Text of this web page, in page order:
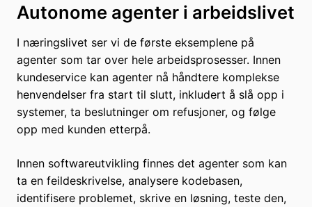
Autonome agenter i arbeidslivet
I næringslivet ser vi de første eksemplene på
agenter som tar over hele arbeidsprosesser. Innen
kundeservice kan agenter nå håndtere komplekse
henvendelser fra start til slutt, inkludert å slå opp i
systemer, ta beslutninger om refusjoner, og følge
opp med kunden etterpå.
Innen softwareutvikling finnes det agenter som kan
ta en feildeskrivelse, analysere kodebasen,
identifisere problemet, skrive en løsning, teste den,